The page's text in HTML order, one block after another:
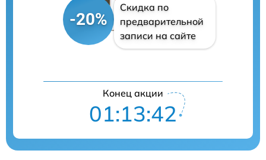
-20%
Скидка по
предварительной
записи на сайте
Конец акции
01:13:41